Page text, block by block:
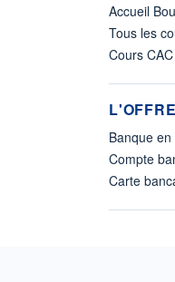
Accueil
Tous les
Cours
Banque
Compte
Carte